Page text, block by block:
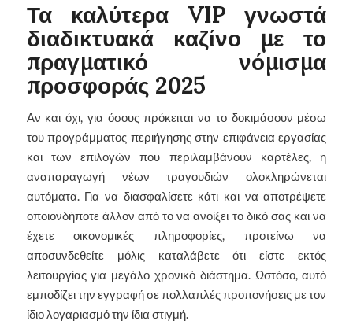
Τα καλύτερα VIP γνωστά
διαδικτυακά καζίνο με το
πραγματικό νόμισμα
προσφοράς 2025
Αν και όχι, για όσους πρόκειται να το δοκιμάσουν μέσω
του προγράμματος περιήγησης στην επιφάνεια εργασίας
και των επιλογών που περιλαμβάνουν καρτέλες, η
αναπαραγωγή νέων τραγουδιών ολοκληρώνεται
αυτόματα. Για να διασφαλίσετε κάτι και να αποτρέψετε
οποιονδήποτε άλλον από το να ανοίξει το δικό σας και να
έχετε οικονομικές πληροφορίες, προτείνω να
αποσυνδεθείτε μόλις καταλάβετε ότι είστε εκτός
λειτουργίας για μεγάλο χρονικό διάστημα. Ωστόσο, αυτό
εμποδίζει την εγγραφή σε πολλαπλές προπονήσεις με τον
ίδιο λογαριασμό την ίδια στιγμή.